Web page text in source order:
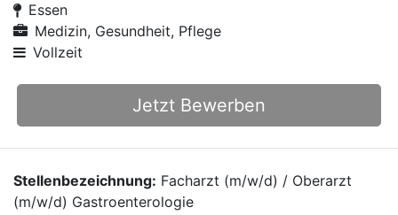
Essen
Medizin, Gesundheit, Pflege
Vollzeit
Jetzt Bewerben
Stellenbezeichnung: Facharzt (m/w/d) / Oberarzt
(m/w/d) Gastroenterologie